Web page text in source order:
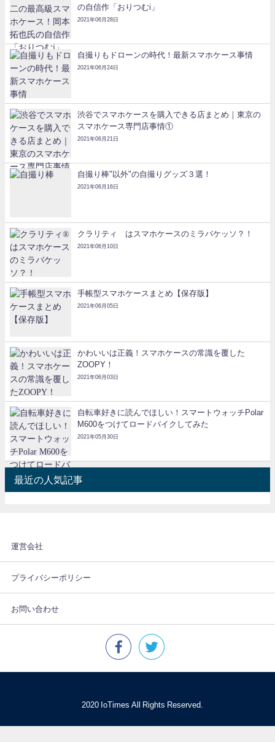
の自信作「おりつむi」
2021年06月28日
自撮りもドローンの時代！最新スマホケース事情
2021年06月24日
渋谷でスマホケースを購入できる店まとめ｜東京の
スマホケース専門店事情①
2021年06月21日
自撮り棒"以外"の自撮りグッズ３選！
2021年06月16日
クラリティ®はスマホケースのミラバケッソ？！
2021年06月10日
手帳型スマホケースまとめ【保存版】
2021年06月05日
かわいいは正義！スマホケースの常識を覆した
ZOOPY！
2021年06月03日
自転車好きに読んでほしい！スマートウォッチPolar
M600をつけてロードバイクしてみた
2021年05月30日
最近の人気記事
運営会社
プライバシーポリシー
お問い合わせ
© 2020 IoTimes All Rights Reserved.